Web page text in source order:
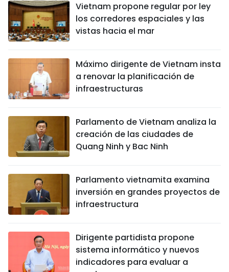
Vietnam propone regular por ley
los corredores espaciales y las
vistas hacia el mar
Máximo dirigente de Vietnam insta
a renovar la planificación de
infraestructuras
Parlamento de Vietnam analiza la
creación de las ciudades de
Quang Ninh y Bac Ninh
Parlamento vietnamita examina
inversión en grandes proyectos de
infraestructura
Dirigente partidista propone
sistema informático y nuevos
indicadores para evaluar a